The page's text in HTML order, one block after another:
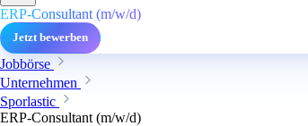
ERP-Consultant (m/w/d)
Jetzt bewerben
Jobbörse
Unternehmen
Sporlastic
ERP-Consultant (m/w/d)